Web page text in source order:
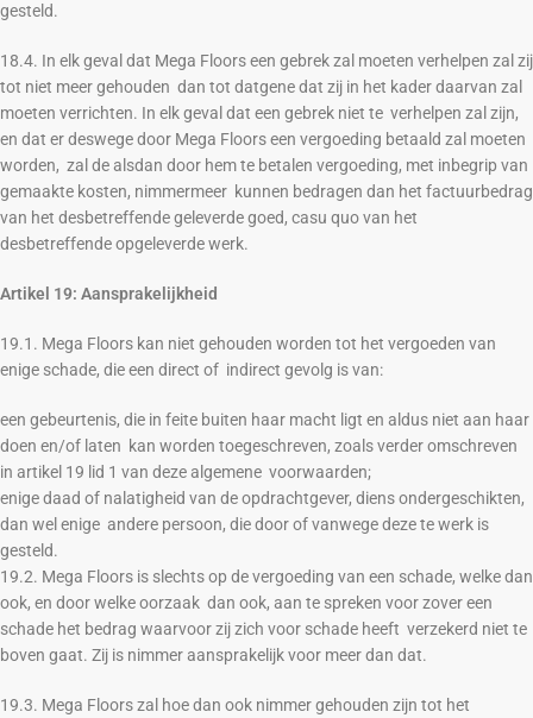
gesteld.
18.4. In elk geval dat Mega Floors een gebrek zal moeten verhelpen zal zij
tot niet meer gehouden dan tot datgene dat zij in het kader daarvan zal
moeten verrichten. In elk geval dat een gebrek niet te verhelpen zal zijn,
en dat er deswege door Mega Floors een vergoeding betaald zal moeten
worden, zal de alsdan door hem te betalen vergoeding, met inbegrip van
gemaakte kosten, nimmermeer kunnen bedragen dan het factuurbedrag
van het desbetreffende geleverde goed, casu quo van het
desbetreffende opgeleverde werk.
Artikel 19: Aansprakelijkheid
19.1. Mega Floors kan niet gehouden worden tot het vergoeden van
enige schade, die een direct of indirect gevolg is van:
een gebeurtenis, die in feite buiten haar macht ligt en aldus niet aan haar
doen en/of laten kan worden toegeschreven, zoals verder omschreven
in artikel 19 lid 1 van deze algemene voorwaarden;
enige daad of nalatigheid van de opdrachtgever, diens ondergeschikten,
dan wel enige andere persoon, die door of vanwege deze te werk is
gesteld.
19.2. Mega Floors is slechts op de vergoeding van een schade, welke dan
ook, en door welke oorzaak dan ook, aan te spreken voor zover een
schade het bedrag waarvoor zij zich voor schade heeft verzekerd niet te
boven gaat. Zij is nimmer aansprakelijk voor meer dan dat.
19.3. Mega Floors zal hoe dan ook nimmer gehouden zijn tot het